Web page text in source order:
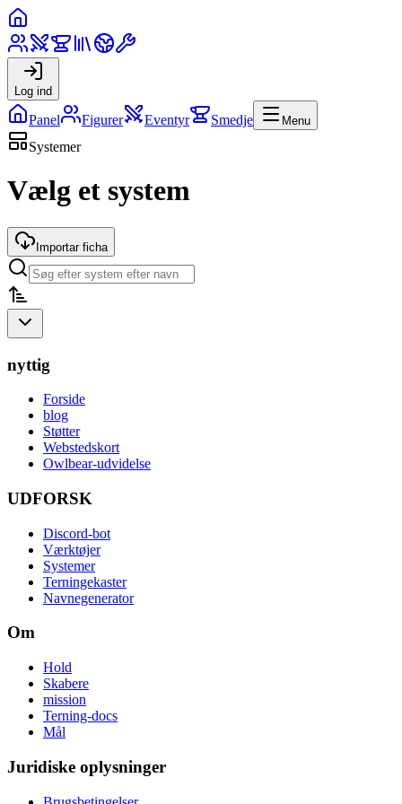
Log ind
Panel Figurer Eventyr Smedje Menu
Systemer
Vælg et system
Importar ficha
nyttig
Forside
blog
Støtter
Webstedskort
Owlbear-udvidelse
UDFORSK
Discord-bot
Værktøjer
Systemer
Terningekaster
Navnegenerator
Om
Hold
Skabere
mission
Terning-docs
Mål
Juridiske oplysninger